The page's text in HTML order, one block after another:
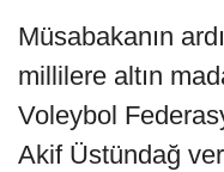
Müsabakanın
millilere altın
Voleybol
Akif Üstündağ